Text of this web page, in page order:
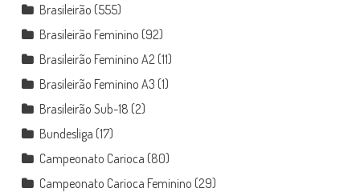
Brasileirão (555)
Brasileirão Feminino (92)
Brasileirão Feminino A2 (11)
Brasileirão Feminino A3 (1)
Brasileirão Sub-18 (2)
Bundesliga (17)
Campeonato Carioca (80)
Campeonato Carioca Feminino (29)